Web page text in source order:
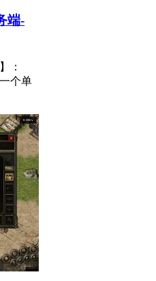
端-
：
个单